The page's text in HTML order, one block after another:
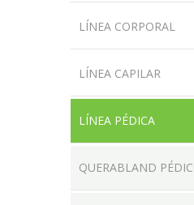
LÍNEA CORPORAL
LÍNEA CAPILAR
LÍNEA PÉDICA
QUERABLAND